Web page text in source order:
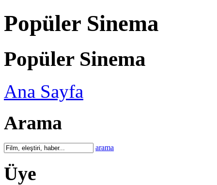
Popüler Sinema
Popüler Sinema
Ana Sayfa
Arama
arama
Üye